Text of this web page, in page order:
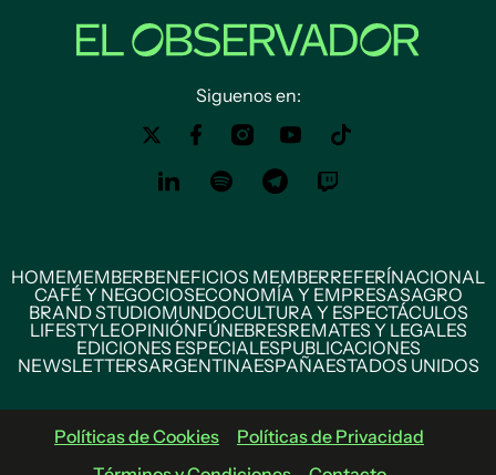
Siguenos en:
HOMEMEMBERBENEFICIOS MEMBERREFERÍNACIONAL
CAFÉ Y NEGOCIOSECONOMÍA Y EMPRESASAGRO
BRAND STUDIOMUNDOCULTURA Y ESPECTÁCULOS
LIFESTYLEOPINIÓNFÚNEBRESREMATES Y LEGALES
EDICIONES ESPECIALESPUBLICACIONES
NEWSLETTERSARGENTINAESPAÑAESTADOS UNIDOS
Políticas de Cookies
Políticas de Privacidad